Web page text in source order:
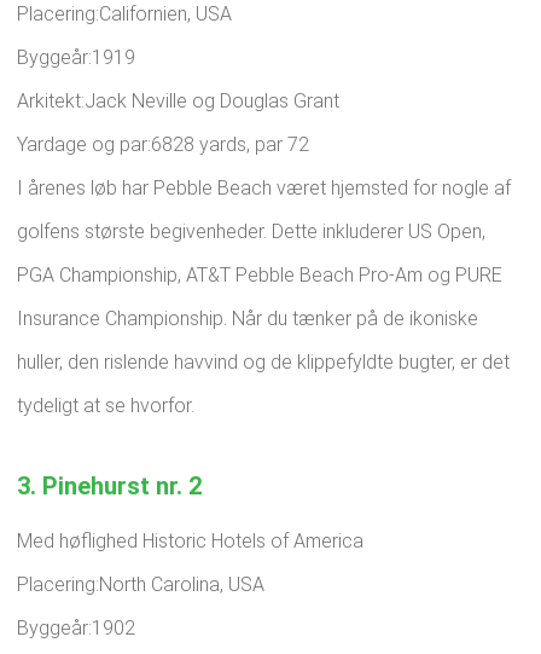
Placering:Californien, USA
Byggeår:1919
Arkitekt:Jack Neville og Douglas Grant
Yardage og par:6828 yards, par 72
I årenes løb har Pebble Beach været hjemsted for nogle af
golfens største begivenheder. Dette inkluderer US Open,
PGA Championship, AT&T Pebble Beach Pro-Am og PURE
Insurance Championship. Når du tænker på de ikoniske
huller, den rislende havvind og de klippefyldte bugter, er det
tydeligt at se hvorfor.
3. Pinehurst nr. 2
Med høflighed Historic Hotels of America
Placering:North Carolina, USA
Byggeår:1902